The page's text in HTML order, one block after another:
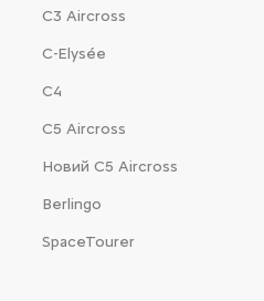
С3 Aircross
C-Elysée
С4
С5 Aircross
Новий С5 Aircross
Berlingo
SpaceTourer